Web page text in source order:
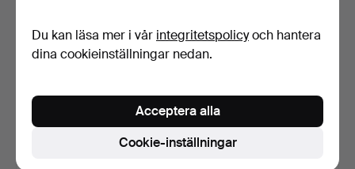
Du kan läsa mer i vår integritetspolicyoch hantera
dina cookieinställningar nedan.
Cookie-inställningar
Acceptera alla